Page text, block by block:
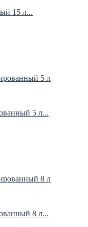
15 л...
5 л...
8 л...